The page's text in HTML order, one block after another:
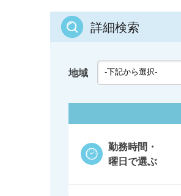
詳細検索
地域
勤務時間・
曜日で選ぶ